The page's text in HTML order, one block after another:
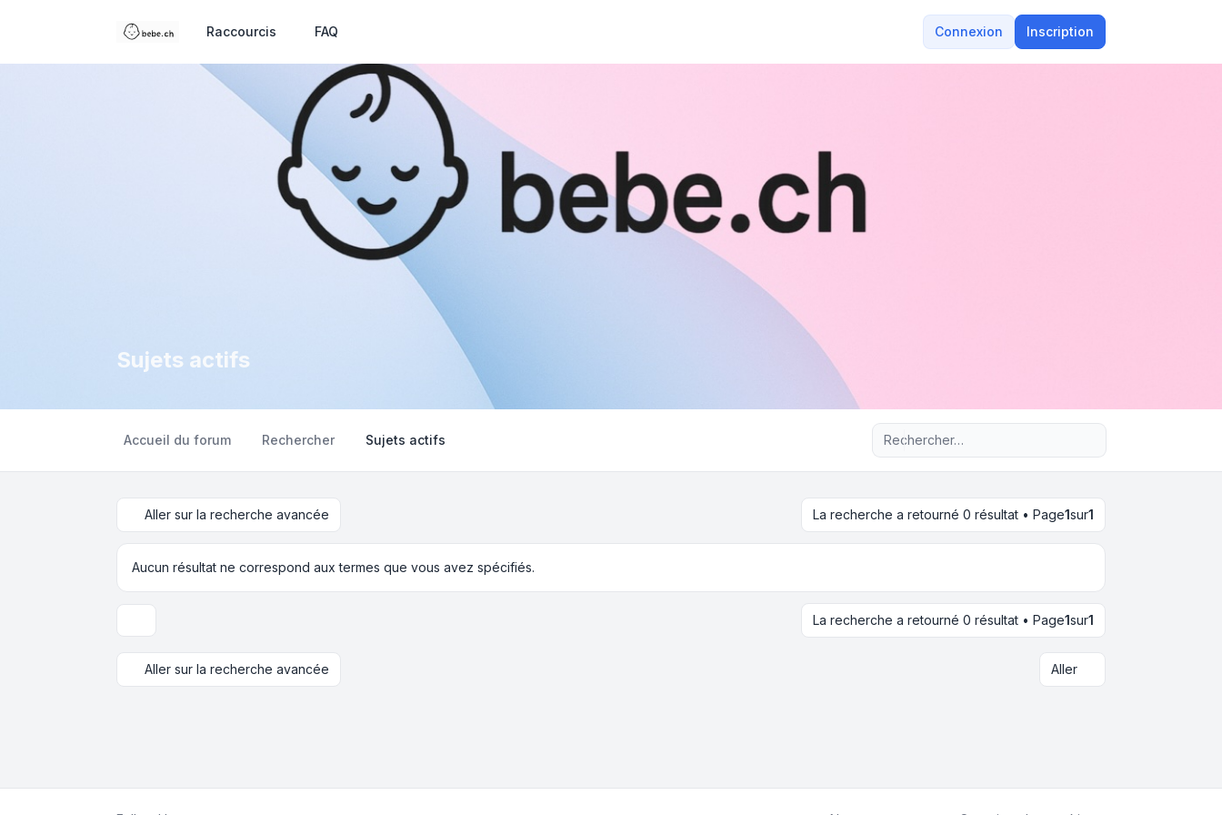
Raccourcis FAQ Connexion Inscription
Sujets actifs
Accueil du forum Rechercher Sujets actifs Recherche avancée
Aller sur la recherche avancée La recherche a retourné 0 résultat • Page1sur1
Aucun résultat ne correspond aux termes que vous avez spécifiés.
La recherche a retourné 0 résultat • Page1sur1
Aller sur la recherche avancée Aller